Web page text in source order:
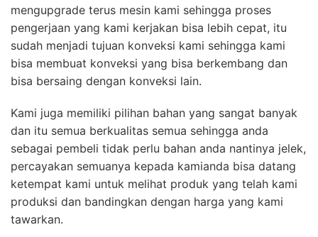
mengupgrade terus mesin kami sehingga proses
pengerjaan yang kami kerjakan bisa lebih cepat, itu
sudah menjadi tujuan konveksi kami sehingga kami
bisa membuat konveksi yang bisa berkembang dan
bisa bersaing dengan konveksi lain.
Kami juga memiliki pilihan bahan yang sangat banyak
dan itu semua berkualitas semua sehingga anda
sebagai pembeli tidak perlu bahan anda nantinya jelek,
percayakan semuanya kepada kamianda bisa datang
ketempat kami untuk melihat produk yang telah kami
produksi dan bandingkan dengan harga yang kami
tawarkan.